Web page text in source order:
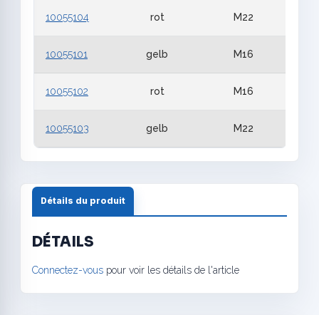
10055104 rot M22
10055101 gelb M16
10055102 rot M16
10055103 gelb M22
Détails du produit
DÉTAILS
Connectez-vous pour voir les détails de l'article